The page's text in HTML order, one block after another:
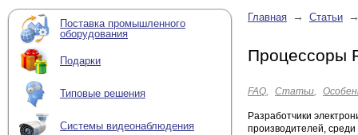
Поставка промышленного
оборудования
Подарки
Типовые решения
Системы видеонаблюдения
Главная → Статьи
Процессоры
FAQ Статьи
Разработчики
производителей,